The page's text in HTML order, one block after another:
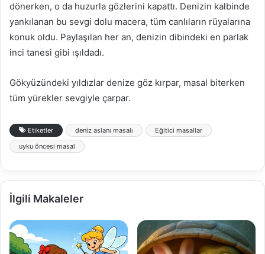
dönerken, o da huzurla gözlerini kapattı. Denizin kalbinde
yankılanan bu sevgi dolu macera, tüm canlıların rüyalarına
konuk oldu. Paylaşılan her an, denizin dibindeki en parlak
inci tanesi gibi ışıldadı.
Gökyüzündeki yıldızlar denize göz kırpar, masal biterken
tüm yürekler sevgiyle çarpar.
Etiketler deniz aslanı masalı
Eğitici masallar
uyku öncesi masal
İlgili Makaleler